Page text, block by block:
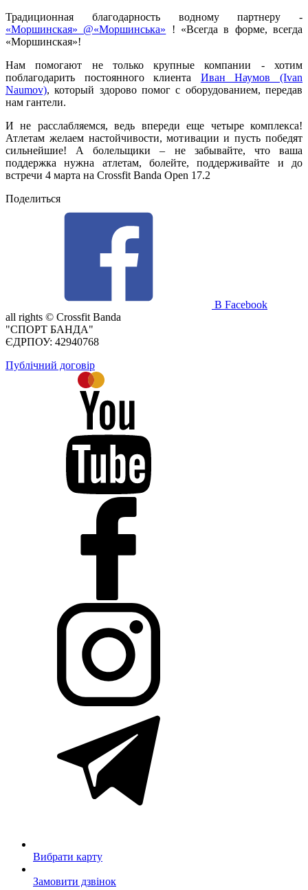
Традиционная благодарность водному партнеру -
«Моршинская» @«Моршинська» ! «Всегда в форме, всегда
«Моршинская»!
Нам помогают не только крупные компании - хотим
поблагодарить постоянного клиента Иван Наумов (Ivan
Naumov), который здорово помог с оборудованием, передав
нам гантели.
И не расслабляемся, ведь впереди еще четыре комплекса!
Атлетам желаем настойчивости, мотивации и пусть победят
сильнейшие! А болельщики – не забывайте, что ваша
поддержка нужна атлетам, болейте, поддерживайте и до
встречи 4 марта на Crossfit Banda Open 17.2
Поделиться
В Facebook
all rights © Crossfit Banda
"СПОРТ БАНДА"
ЄДРПОУ: 42940768
Публічний договір
Вибрати карту
Замовити дзвінок